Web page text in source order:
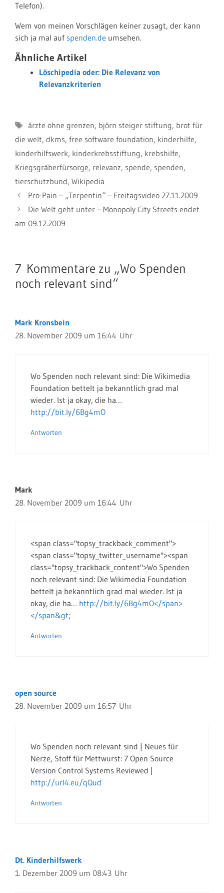
Telefon).
Wem von meinen Vorschlägen keiner zusagt, der kann
sich ja mal auf spenden.de umsehen.
Ähnliche Artikel
Löschipedia oder: Die Relevanz von
Relevanzkriterien
Schlagwörter
ärzte ohne grenzen, björn steiger stiftung, brot für
die welt, dkms, free software foundation, kinderhilfe,
kinderhilfswerk, kinderkrebsstiftung, krebshilfe,
Kriegsgräberfürsorge, relevanz, spende, spenden,
tierschutzbund, Wikipedia
Pro-Pain – „Terpentin“ – Freitagsvideo 27.11.2009
Die Welt geht unter – Monopoly City Streets endet
am 09.12.2009
7 Kommentare zu „Wo Spenden
noch relevant sind“
Mark Kronsbein
28. November 2009 um 16:44 Uhr
Wo Spenden noch relevant sind: Die Wikimedia
Foundation bettelt ja bekanntlich grad mal
wieder. Ist ja okay, die ha…
http://bit.ly/6Bg4mO
Antworten
Mark
28. November 2009 um 16:44 Uhr
<span class="topsy_trackback_comment">
<span class="topsy_twitter_username"><span
class="topsy_trackback_content">Wo Spenden
noch relevant sind: Die Wikimedia Foundation
bettelt ja bekanntlich grad mal wieder. Ist ja
okay, die ha… http://bit.ly/6Bg4mO</span>
</span&gt;
Antworten
open source
28. November 2009 um 16:57 Uhr
Wo Spenden noch relevant sind | Neues für
Nerze, Stoff für Mettwurst: 7 Open Source
Version Control Systems Reviewed |
http://url4.eu/qQud
Antworten
Dt. Kinderhilfswerk
1. Dezember 2009 um 08:43 Uhr